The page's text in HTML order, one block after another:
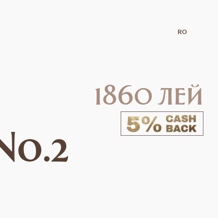
RO
1860 лей